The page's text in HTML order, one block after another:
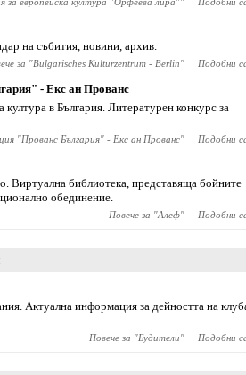
на събития, новини, архив.
за "Bulgarisches Kulturzentrum - Berlin" Подобни
- Екс ан Прованс
в България. Литературен конкурс за
"Прованс България" - Екс ан Прованс" Подобни
Виртуална библиотека, представяща бойните
обединение.
Повече за "Алеф" Подобни
Актуална информация за дейността на
Повече за "Будители" Подобни